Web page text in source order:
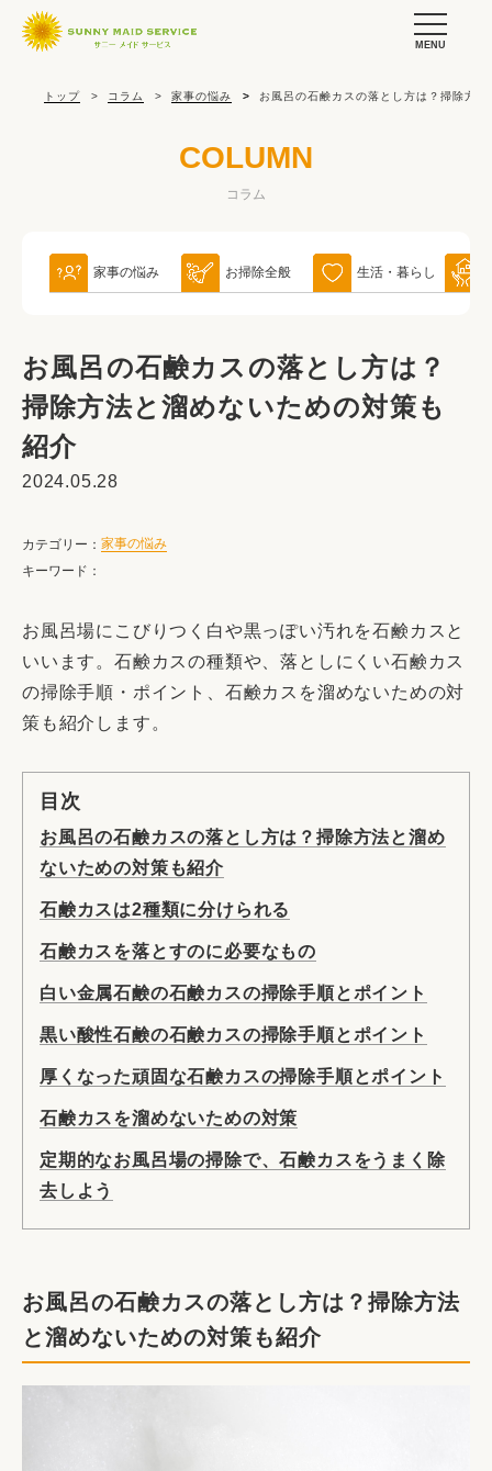
MENU
トップ コラム 家事の悩み お風呂の石鹸カスの落とし方は？掃除方
COLUMN
コラム
家事の悩み お掃除全般 生活・暮らし
お風呂の石鹸カスの落とし方は？
掃除方法と溜めないための対策も
紹介
2024.05.28
カテゴリー： 家事の悩み
キーワード：
お風呂場にこびりつく白や黒っぽい汚れを石鹸カスと
いいます。石鹸カスの種類や、落としにくい石鹸カス
の掃除手順・ポイント、石鹸カスを溜めないための対
策も紹介します。
目次
お風呂の石鹸カスの落とし方は？掃除方法と溜め
ないための対策も紹介
石鹸カスは2種類に分けられる
石鹸カスを落とすのに必要なもの
白い金属石鹸の石鹸カスの掃除手順とポイント
黒い酸性石鹸の石鹸カスの掃除手順とポイント
厚くなった頑固な石鹸カスの掃除手順とポイント
石鹸カスを溜めないための対策
定期的なお風呂場の掃除で、石鹸カスをうまく除
去しよう
お風呂の石鹸カスの落とし方は？掃除方法
と溜めないための対策も紹介